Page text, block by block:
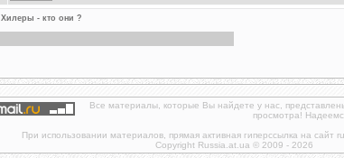
Хилеры - кто они ?
Все материалы, которые Вы найдете у нас,
просмотра!
При использовании материалов, прямая активная гиперссылка на сайт
Copyright Russia.at.ua © 2009 - 2026